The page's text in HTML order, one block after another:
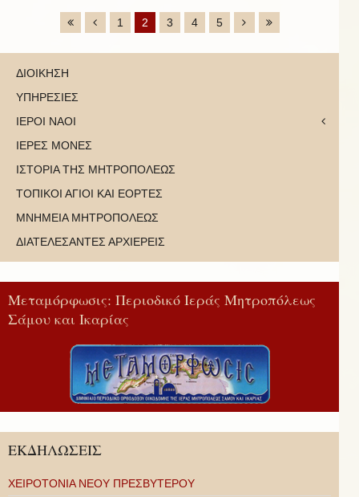
1 2 3 4 5
ΔΙΟΙΚΗΣΗ
ΥΠΗΡΕΣΙΕΣ
ΙΕΡΟΙ ΝΑΟΙ
ΙΕΡΕΣ ΜΟΝΕΣ
ΙΣΤΟΡΙΑ ΤΗΣ ΜΗΤΡΟΠΟΛΕΩΣ
ΤΟΠΙΚΟΙ ΑΓΙΟΙ ΚΑΙ ΕΟΡΤΕΣ
ΜΝΗΜΕΙΑ ΜΗΤΡΟΠΟΛΕΩΣ
ΔΙΑΤΕΛΕΣΑΝΤΕΣ ΑΡΧΙΕΡΕΙΣ
Μεταμόρφωσις: Περιοδικό Ιεράς Μητροπόλεως
Σάμου και Ικαρίας
ΕΚΔΗΛΩΣΕΙΣ
ΧΕΙΡΟΤΟΝΙΑ ΝΕΟΥ ΠΡΕΣΒΥΤΕΡΟΥ